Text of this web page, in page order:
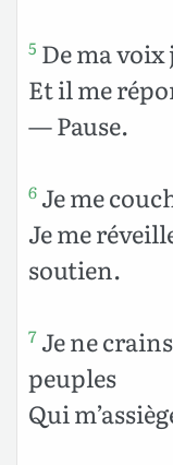
5 De ma voix
Et il me
— Pause.
6 Je me
Je me
soutien.
7 Je ne
peuples
Qui